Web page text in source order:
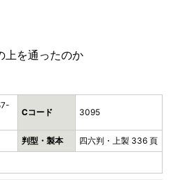
上を通ったのか
Cコード 3095
判型・製本 四六判・上製 336 頁